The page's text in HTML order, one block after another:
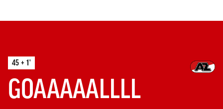
45 + 1'
GOAAAAALLLL